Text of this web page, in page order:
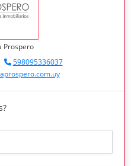
Prospero
598095336037